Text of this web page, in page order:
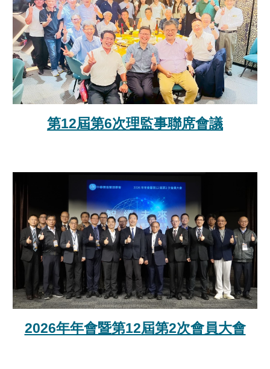
第12屆第6次理監事聯席會議
2026年年會暨第12屆第2次會員大會